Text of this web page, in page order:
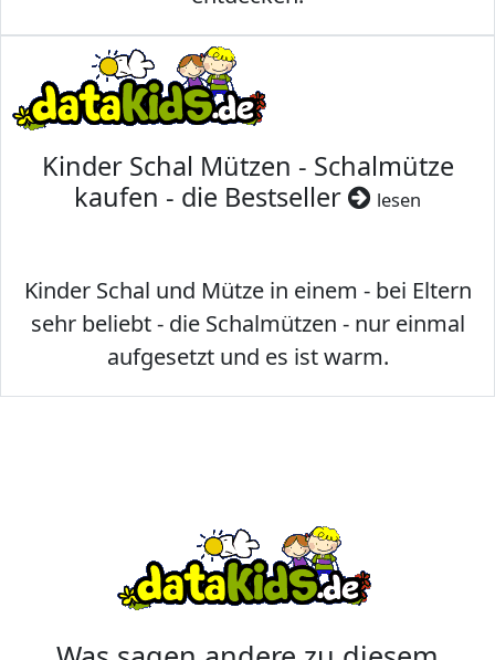
Kinder Schal Mützen - Schalmütze
kaufen - die Bestseller
lesen
Kinder Schal und Mütze in einem - bei Eltern
sehr beliebt - die Schalmützen - nur einmal
aufgesetzt und es ist warm.